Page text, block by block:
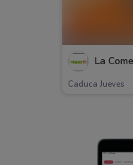
La
Caduca Jueves